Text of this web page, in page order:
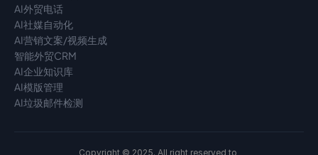
AI外贸电话
AI社媒自动化
AI营销文案/视频生成
智能外贸CRM
AI企业知识库
AI模版管理
AI垃圾邮件检测
Copyright © 2025. All right reserved to